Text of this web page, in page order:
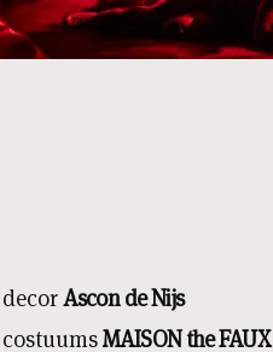
decorAscon de Nijs
costuumsMAISONthe FAUX